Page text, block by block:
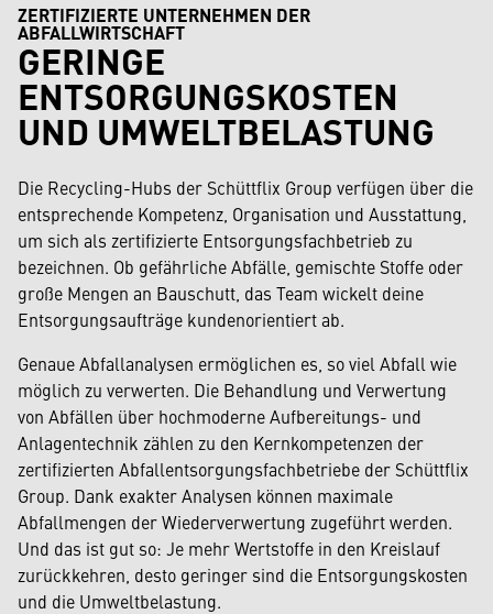
ZERTIFIZIERTE UNTERNEHMEN DER
ABFALLWIRTSCHAFT
GERINGE
ENTSORGUNGSKOSTEN
UND UMWELTBELASTUNG
Die Recycling-Hubs der Schüttflix Group verfügen über die
entsprechende Kompetenz, Organisation und Ausstattung,
um sich als zertifizierte Entsorgungsfachbetrieb zu
bezeichnen. Ob gefährliche Abfälle, gemischte Stoffe oder
große Mengen an Bauschutt, das Team wickelt deine
Entsorgungsaufträge kundenorientiert ab.
Genaue Abfallanalysen ermöglichen es, so viel Abfall wie
möglich zu verwerten. Die Behandlung und Verwertung
von Abfällen über hochmoderne Aufbereitungs- und
Anlagentechnik zählen zu den Kernkompetenzen der
zertifizierten Abfallentsorgungsfachbetriebe der Schüttflix
Group. Dank exakter Analysen können maximale
Abfallmengen der Wiederverwertung zugeführt werden.
Und das ist gut so: Je mehr Wertstoffe in den Kreislauf
zurückkehren, desto geringer sind die Entsorgungskosten
und die Umweltbelastung.